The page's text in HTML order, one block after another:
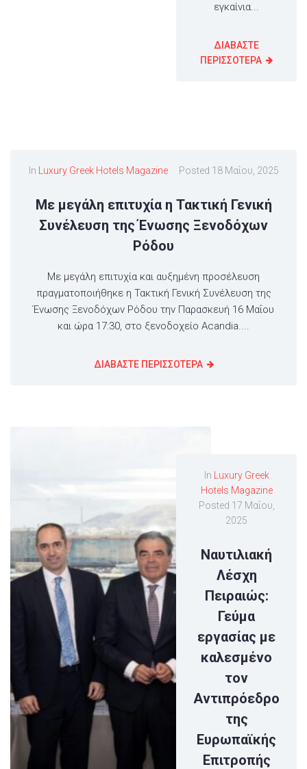
εγκαίνια...
ΔΙΑΒΑΣΤΕ
ΠΕΡΙΣΣΟΤΕΡΑ
In Luxury Greek Hotels Magazine Posted 18 Μαΐου, 2025
Με μεγάλη επιτυχία η Τακτική Γενική
Συνέλευση της Ένωσης Ξενοδόχων
Ρόδου
Με μεγάλη επιτυχία και αυξημένη προσέλευση
πραγματοποιήθηκε η Τακτική Γενική Συνέλευση της
Ένωσης Ξενοδόχων Ρόδου την Παρασκευή 16 Μαΐου
και ώρα 17:30, στο ξενοδοχείο Acandia....
ΔΙΑΒΑΣΤΕ ΠΕΡΙΣΣΟΤΕΡΑ
In
Luxury Greek
Hotels Magazine
Posted 17 Μαΐου,
2025
Ναυτιλιακή
Λέσχη
Πειραιώς:
Γεύμα
εργασίας με
καλεσμένο
τον
Αντιπρόεδρο
της
Ευρωπαϊκής
Επιτροπής